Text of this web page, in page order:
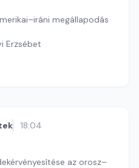
megállapodás
Erzsébet
18:04
az orosz–